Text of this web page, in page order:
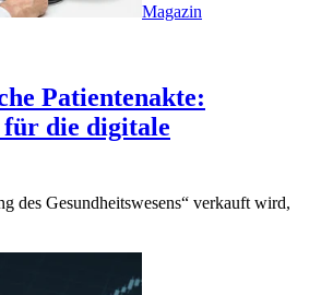
Magazin
Patientenakte:
die digitale
des Gesundheitswesens“ verkauft wird,